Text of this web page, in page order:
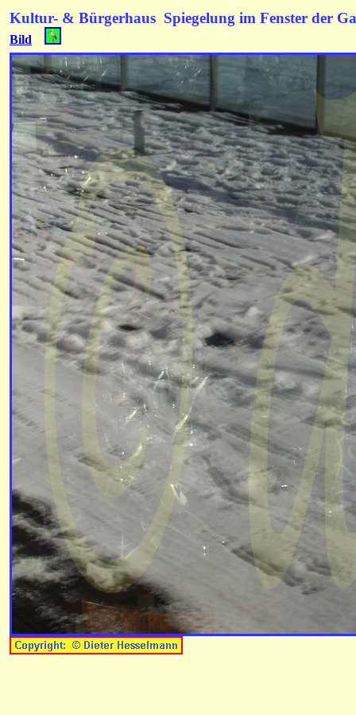
Kultur- & Bürgerhaus Spiegelung im Fenster der
Bild